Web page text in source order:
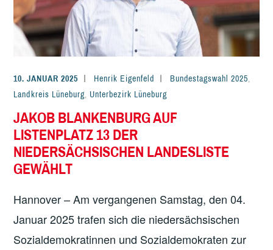
10. JANUAR 2025 Henrik Eigenfeld Bundestagswahl 2025,
Landkreis Lüneburg, Unterbezirk Lüneburg
JAKOB BLANKENBURG AUF
LISTENPLATZ 13 DER
NIEDERSÄCHSISCHEN LANDESLISTE
GEWÄHLT
Hannover – Am vergangenen Samstag, den 04.
Januar 2025 trafen sich die niedersächsischen
Sozialdemokratinnen und Sozialdemokraten zur